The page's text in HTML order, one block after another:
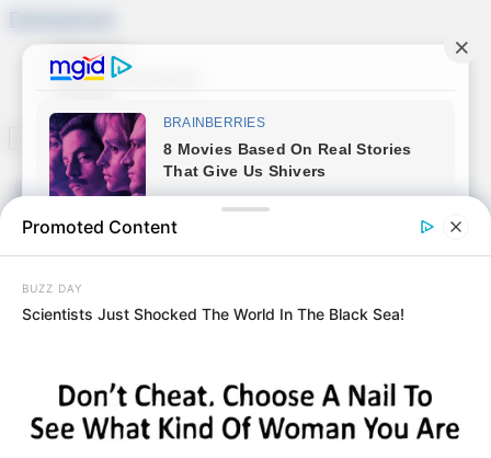
Skip
content
Entertainment
ÉRDEKES
Aranyos történetek
Search:
Promoted Content
BUZZ DAY
Scientists Just Shocked The World In The Black Sea!